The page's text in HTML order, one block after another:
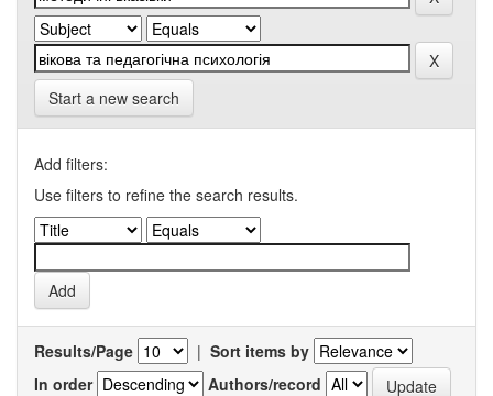
Start a new search
Add filters:
Use filters to refine the search results.
Results/Page | Sort items by
In order
Authors/record